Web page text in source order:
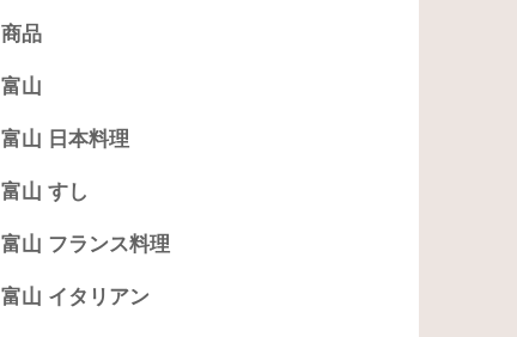
商品
富山
富山 日本料理
富山 すし
富山 フランス料理
富山 イタリアン